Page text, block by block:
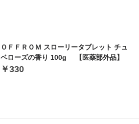
ＯＦＦＲＯＭ スローリータブレット チュ
ベローズの香り 100g 【医薬部外品】
￥330